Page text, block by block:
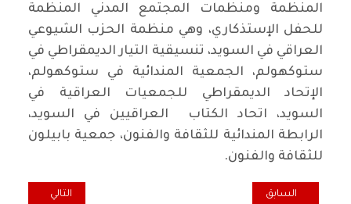
المنظمة ومنظمات المجتمع المدني المنظمة
للحفل الإستذكاري، وهي منظمة الحزب الشيوعي
العراقي في السويد، تنسيقية التيار الديمقراطي في
ستوكهولم، الجمعية المندائية في ستوكهولم،
الإتحاد الديمقراطي للجمعيات العراقية في
السويد، اتحاد الكتاب العراقيين في السويد،
الرابطة المندائية للثقافة والفنون، جمعية بابيلون
للثقافة والفنون.
المقال السابق: في رحيل الكاتب والباحث والمثقف العبري من اصل
السابق المقال التالي:
التالي